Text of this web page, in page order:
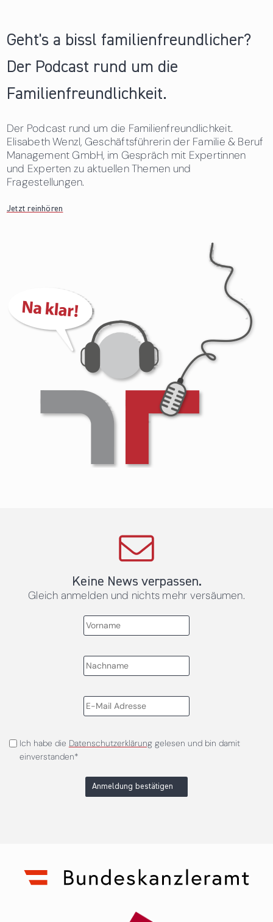
Geht's a bissl familienfreundlicher?
Der Podcast rund um die
Familienfreundlichkeit.
Der Podcast rund um die Familienfreundlichkeit.
Elisabeth Wenzl, Geschäftsführerin der Familie & Beruf
Management GmbH, im Gespräch mit Expertinnen
und Experten zu aktuellen Themen und
Fragestellungen.
Jetzt reinhören
Keine News verpassen.
Gleich anmelden und nichts mehr versäumen.
Ich habe die Datenschutzerklärunggelesen und bin damit
einverstanden*
Anmeldung bestätigen